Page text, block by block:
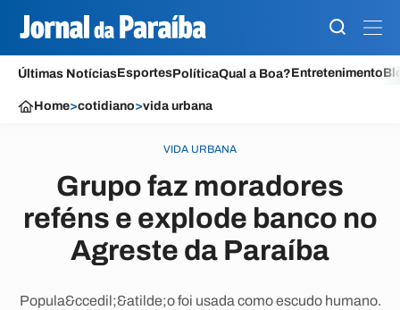
Últimas NotíciasEsportesPolíticaQual a Boa?Entretenimento
Home>cotidiano>vida urbana
VIDA URBANA
Grupo faz moradores
reféns e explode banco no
Agreste da Paraíba
Popula&ccedil;&atilde;o foi usada como escudo humano.